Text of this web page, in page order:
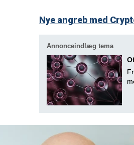
Nye angreb med
Annonceindlæg tema